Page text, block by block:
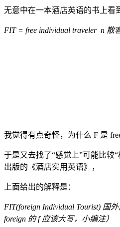
无意中在一本酒店英语的书上看
FIT = free individual traveler n 散
我觉得有点奇怪，为什么 F 是
于是又去找了“感觉上”可能比较
出版的《酒店实用英语》，
上面给出的解释是：
FIT(foreign Individual Tourist) 国
foreign 的 f 应该大写，小编注）